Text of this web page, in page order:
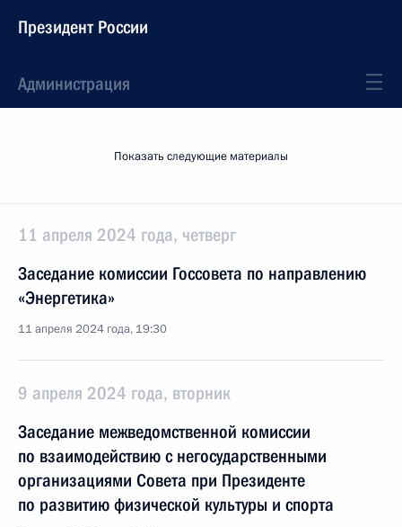
Президент России
Администрация
Показать следующие материалы
11 апреля 2024 года, четверг
Заседание комиссии Госсовета по направлению
«Энергетика»
11 апреля 2024 года, 19:30
9 апреля 2024 года, вторник
Заседание межведомственной комиссии
по взаимодействию с негосударственными
организациями Совета при Президенте
по развитию физической культуры и спорта